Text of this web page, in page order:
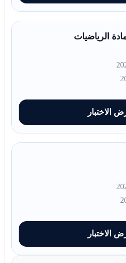
الرياضيات
الاختبار
الاختبار